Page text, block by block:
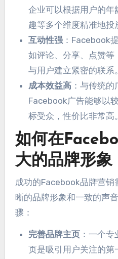
企业可以根据用户的
趣等多个维度精准地投
互动性强：Facebook
如评论、分享、点赞
与用户建立紧密的联系。
成本效益高：与传统的
Facebook广告能够以
标受众，性价比非常高。
如何在
大的品牌形象
成功的Facebook品牌营销
晰的品牌形象和一致的声
骤：
完善品牌主页：一个专
页是吸引用户关注的第